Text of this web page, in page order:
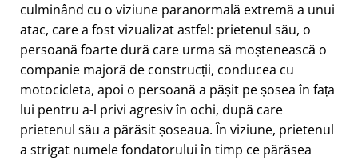
culminând cu o viziune paranormală extremă a unui
atac, care a fost vizualizat astfel: prietenul său, o
persoană foarte dură care urma să moștenească o
companie majoră de construcții, conducea cu
motocicleta, apoi o persoană a pășit pe șosea în fața
lui pentru a-l privi agresiv în ochi, după care
prietenul său a părăsit șoseaua. În viziune, prietenul
a strigat numele fondatorului în timp ce părăsea